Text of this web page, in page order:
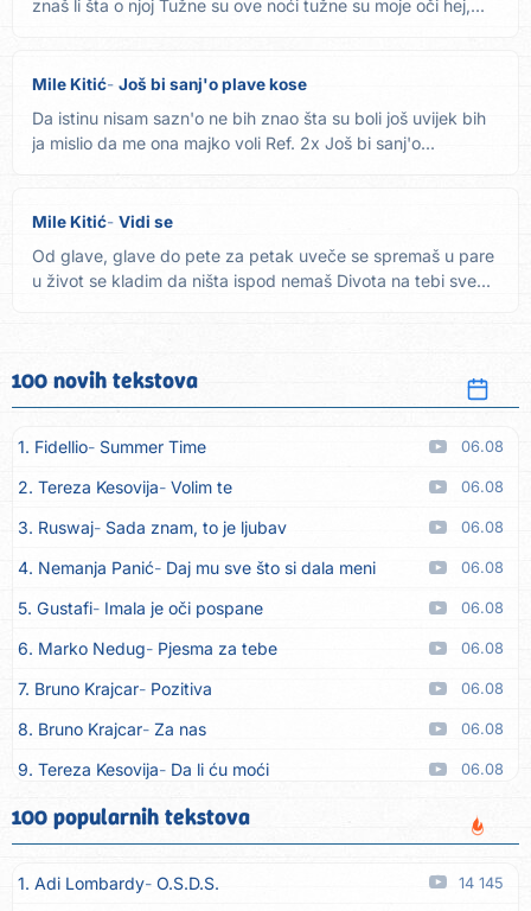
znaš li šta o njoj Tužne su ove noći tužne su moje oči hej,...
Mile Kitić Još bi sanj'o plave kose
Da istinu nisam sazn'o ne bih znao šta su boli još uvijek bih
ja mislio da me ona majko voli Ref. 2x Još bi sanj'o...
Mile Kitić Vidi se
Od glave, glave do pete za petak uveče se spremaš u pare
u život se kladim da ništa ispod nemaš Divota na tebi sve...
100 novih tekstova
1. Fidellio Summer Time 06.08
2. Tereza Kesovija Volim te 06.08
3. Ruswaj Sada znam, to je ljubav 06.08
4. Nemanja Panić Daj mu sve što si dala meni 06.08
5. Gustafi Imala je oči pospane 06.08
6. Marko Nedug Pjesma za tebe 06.08
7. Bruno Krajcar Pozitiva 06.08
8. Bruno Krajcar Za nas 06.08
9. Tereza Kesovija Da li ću moći 06.08
10. Lidija Bačić Neka se vino toči (Nazdravlje)
11. Karin Kuljanić Nisi zavridel 06.08
12. Tamara Brusić Nigdi ni lipo ko doma 06.08
100 popularnih tekstova
1. Adi Lombardy O.S.D.S. 14 145